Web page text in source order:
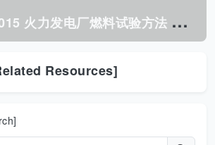
D
L/T 567.5-2015 火力发电厂燃料试验方法 第5部分:煤粉细度的测定.pdf
Resources]